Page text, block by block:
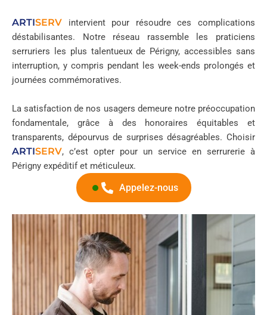
ARTISERV intervient pour résoudre ces complications
déstabilisantes. Notre réseau rassemble les praticiens
serruriers les plus talentueux de Périgny, accessibles sans
interruption, y compris pendant les week-ends prolongés et
journées commémoratives.
La satisfaction de nos usagers demeure notre préoccupation
fondamentale, grâce à des honoraires équitables et
transparents, dépourvus de surprises désagréables. Choisir
ARTISERV, c’est opter pour un service en serrurerie à
Périgny expéditif et méticuleux.
Appelez-nous